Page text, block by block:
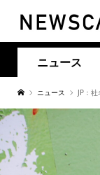
ニュース
ニュース JP：